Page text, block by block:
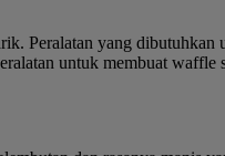
Peralatan yang
untuk membuat waffle